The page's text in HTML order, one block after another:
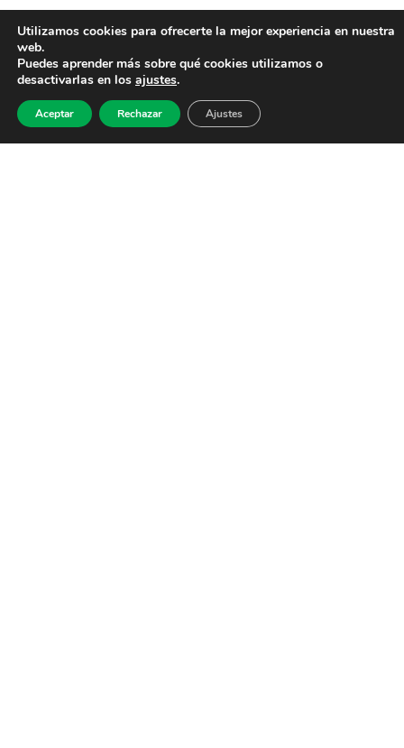
Utilizamos cookies para ofrecerte la mejor experiencia en nuestra
web.
Puedes aprender más sobre qué cookies utilizamos o
desactivarlas en los ajustes.
Aceptar Rechazar Ajustes